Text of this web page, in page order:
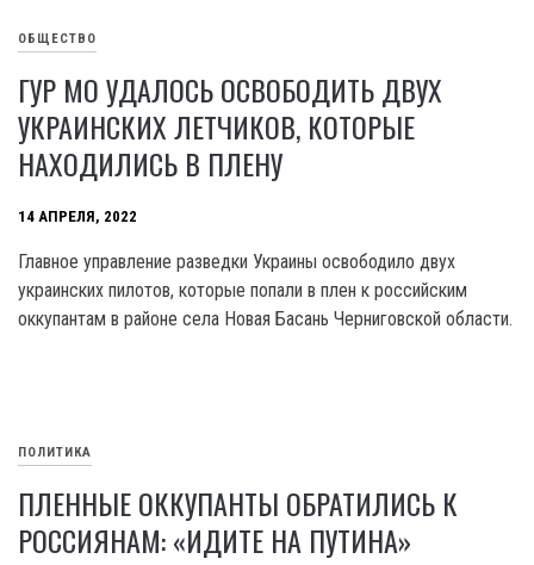
ОБЩЕСТВО
ГУР МО УДАЛОСЬ ОСВОБОДИТЬ ДВУХ
УКРАИНСКИХ ЛЕТЧИКОВ, КОТОРЫЕ
НАХОДИЛИСЬ В ПЛЕНУ
14 АПРЕЛЯ, 2022
Главное управление разведки Украины освободило двух
украинских пилотов, которые попали в плен к российским
оккупантам в районе села Новая Басань Черниговской области.
ПОЛИТИКА
ПЛЕННЫЕ ОККУПАНТЫ ОБРАТИЛИСЬ К
РОССИЯНАМ: «ИДИТЕ НА ПУТИНА»